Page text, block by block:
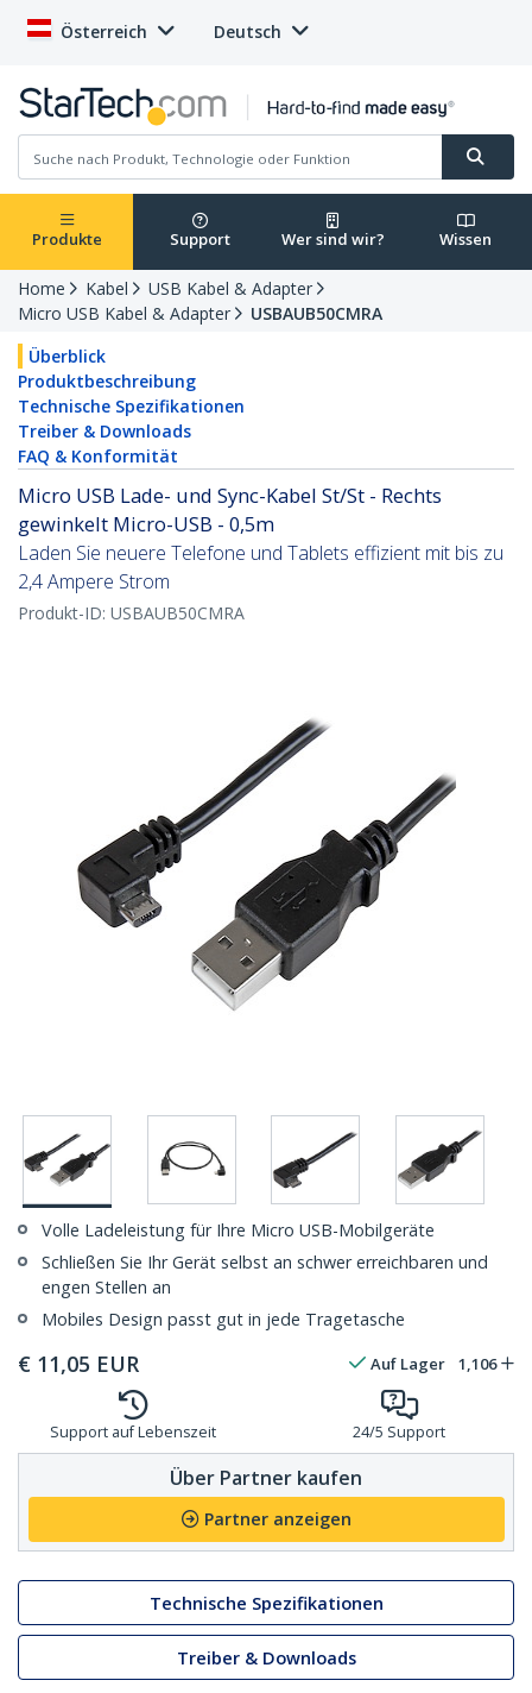
Österreich Deutsch
Produkte Support Wer sind wir? Wissen
Home Kabel
USB Kabel & Adapter
Micro USB Kabel & Adapter
USBAUB50CMRA
Überblick
Produktbeschreibung
Technische Spezifikationen
Treiber & Downloads
FAQ & Konformität
Micro USB Lade- und Sync-Kabel St/St - Rechts
gewinkelt Micro-USB - 0,5m
Laden Sie neuere Telefone und Tablets effizient mit bis zu
2,4 Ampere Strom
Produkt-ID: USBAUB50CMRA
Volle Ladeleistung für Ihre Micro USB-Mobilgeräte
Schließen Sie Ihr Gerät selbst an schwer erreichbaren und
engen Stellen an
Mobiles Design passt gut in jede Tragetasche
€ 11,05 EUR Auf Lager 1,106
Support auf Lebenszeit 24/5 Support
Über Partner kaufen
Partner anzeigen
Technische Spezifikationen
Treiber & Downloads